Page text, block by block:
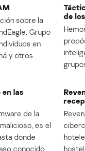
sobre la
Grupo
en
y otros
de
en las
de la
es el
donde
conocido